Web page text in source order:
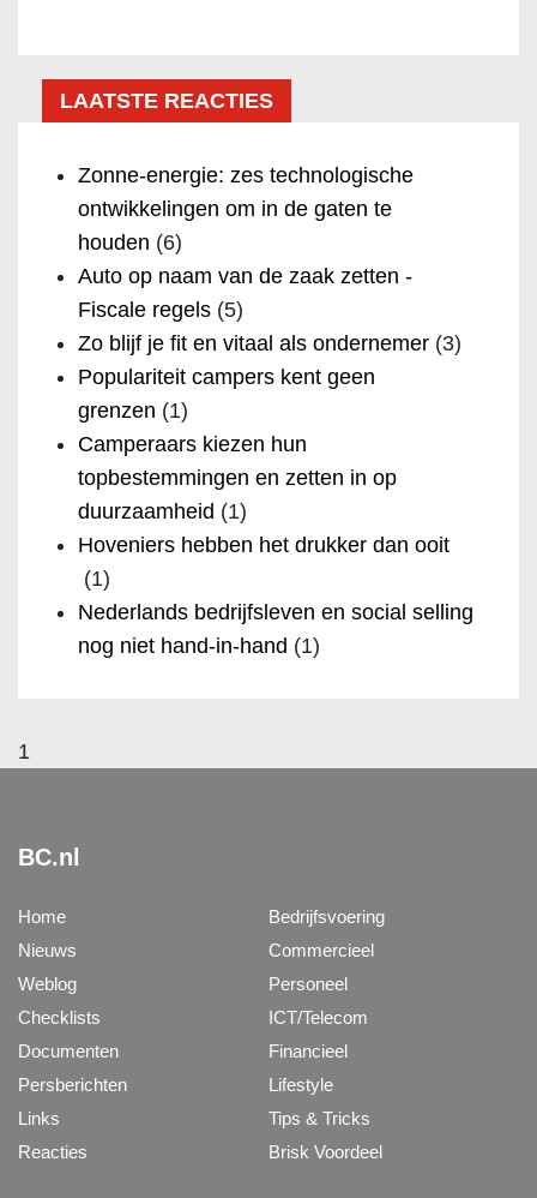
LAATSTE REACTIES
Zonne-energie: zes technologische
ontwikkelingen om in de gaten te
houden (6)
Auto op naam van de zaak zetten -
Fiscale regels (5)
Zo blijf je fit en vitaal als ondernemer (3)
Populariteit campers kent geen
grenzen (1)
Camperaars kiezen hun
topbestemmingen en zetten in op
duurzaamheid (1)
Hoveniers hebben het drukker dan ooit
(1)
Nederlands bedrijfsleven en social selling
nog niet hand-in-hand (1)
1
BC.nl
Home
Nieuws
Weblog
Checklists
Documenten
Persberichten
Links
Reacties
Bedrijfsvoering
Commercieel
Personeel
ICT/Telecom
Financieel
Lifestyle
Tips & Tricks
Brisk Voordeel